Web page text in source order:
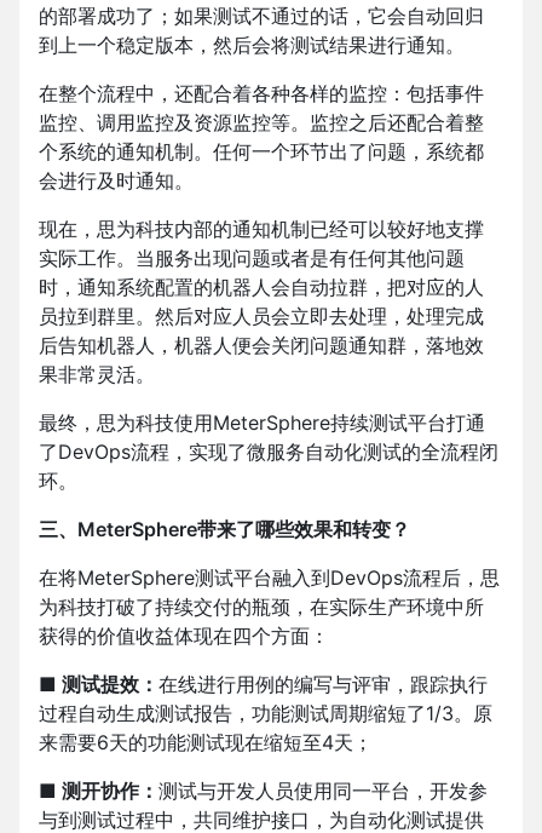
的部署成功了；如果测试不通过的话，它会自动回归
到上一个稳定版本，然后会将测试结果进行通知。
在整个流程中，还配合着各种各样的监控：包括事件
监控、调用监控及资源监控等。监控之后还配合着整
个系统的通知机制。任何一个环节出了问题，系统都
会进行及时通知。
现在，思为科技内部的通知机制已经可以较好地支撑
实际工作。当服务出现问题或者是有任何其他问题
时，通知系统配置的机器人会自动拉群，把对应的人
员拉到群里。然后对应人员会立即去处理，处理完成
后告知机器人，机器人便会关闭问题通知群，落地效
果非常灵活。
最终，思为科技使用MeterSphere持续测试平台打通
了DevOps流程，实现了微服务自动化测试的全流程闭
环。
三、MeterSphere带来了哪些效果和转变？
在将MeterSphere测试平台融入到DevOps流程后，思
为科技打破了持续交付的瓶颈，在实际生产环境中所
获得的价值收益体现在四个方面：
■ 测试提效： 在线进行用例的编写与评审，跟踪执行
过程自动生成测试报告，功能测试周期缩短了1/3。原
来需要6天的功能测试现在缩短至4天；
■ 测开协作： 测试与开发人员使用同一平台，开发参
与到测试过程中，共同维护接口，为自动化测试提供